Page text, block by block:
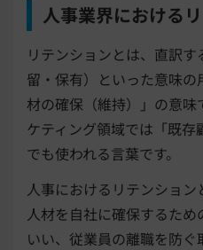
人事業界における
リテンションとは、直訳
留・保有）といった意味
材の確保（維持）」の意味
ケティング領域では「既
でも使われる言葉です。
人事におけるリテンショ
人材を自社に確保するた
いい、従業員の離職を防